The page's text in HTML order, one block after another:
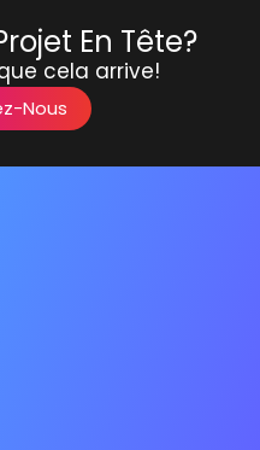
En Tête?
cela arrive!
Nous